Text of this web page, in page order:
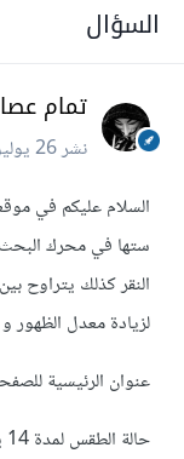
السؤال
تمام
نشر26 يوليو 2024
لزيادة معدل الظهور و
عنوان الرئيسية
حالة الطقس لمدة 14 يوما و الامطار في "اسم المنطقة"